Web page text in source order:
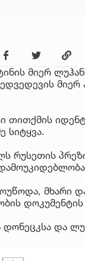
მიერ
მიერ
თითქმის
სიტყვა.
რუსეთის
მხარი
და